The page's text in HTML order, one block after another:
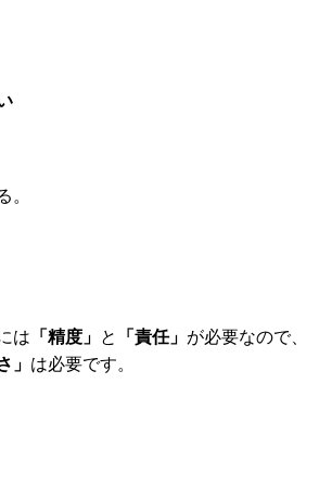
は 「精度」 と 「責任」 が必要なので、
」 は必要です。